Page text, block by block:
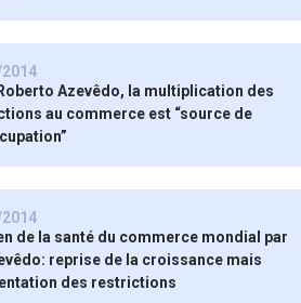
Azevêdo, la multiplication des
au commerce est “source de
de la santé du commerce mondial par
reprise de la croissance mais
des restrictions